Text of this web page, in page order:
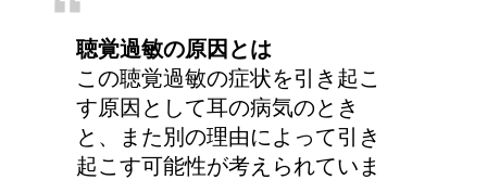
猫のゴロゴロ音、急に言
わなくなった理由は何？
聴覚過敏の原因とは
この聴覚過敏の症状を引き起こ
す原因として耳の病気のとき
と、また別の理由によって引き
起こす可能性が考えられていま